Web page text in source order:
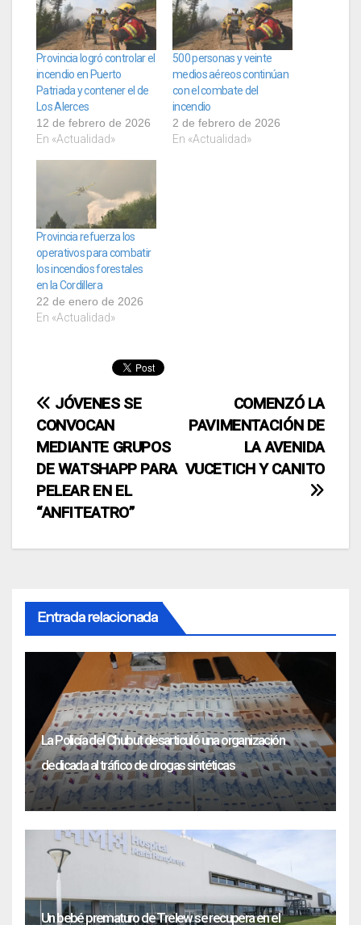
Provincia logró controlar el
incendio en Puerto
Patriada y contener el de
Los Alerces
12 de febrero de 2026
En «Actualidad»
500 personas y veinte
medios aéreos continúan
con el combate del
incendio
2 de febrero de 2026
En «Actualidad»
Provincia refuerza los
operativos para combatir
los incendios forestales
en la Cordillera
22 de enero de 2026
En «Actualidad»
Navegación
de
entradas
COMENZÓ LA
PAVIMENTACIÓN DE
LA AVENIDA
VUCETICH Y CANITO
JÓVENES SE
CONVOCAN
MEDIANTE GRUPOS
DE WATSHAPP PARA
PELEAR EN EL
“ANFITEATRO”
Entrada relacionada
La Policía del Chubut desarticuló una organización
dedicada al tráfico de drogas sintéticas
Un bebé prematuro de Trelew se recupera en el